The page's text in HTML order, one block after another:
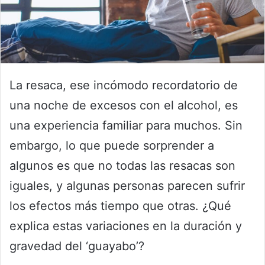
La resaca, ese incómodo recordatorio de
una noche de excesos con el alcohol, es
una experiencia familiar para muchos. Sin
embargo, lo que puede sorprender a
algunos es que no todas las resacas son
iguales, y algunas personas parecen sufrir
los efectos más tiempo que otras. ¿Qué
explica estas variaciones en la duración y
gravedad del ‘guayabo’?